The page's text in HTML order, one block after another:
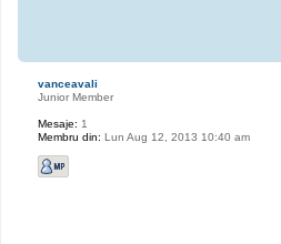
vanceavali
Junior Member
Mesaje: 1
Membru din: Lun Aug 12, 2013 10:40 am